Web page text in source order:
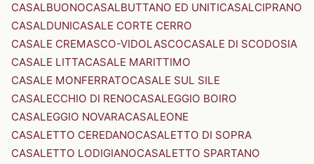
CASALBUONOCASALBUTTANO ED UNITICASALCIPRANO
CASALDUNICASALE CORTE CERRO
CASALE CREMASCO-VIDOLASCOCASALE DI SCODOSIA
CASALE LITTACASALE MARITTIMO
CASALE MONFERRATOCASALE SUL SILE
CASALECCHIO DI RENOCASALEGGIO BOIRO
CASALEGGIO NOVARACASALEONE
CASALETTO CEREDANOCASALETTO DI SOPRA
CASALETTO LODIGIANOCASALETTO SPARTANO